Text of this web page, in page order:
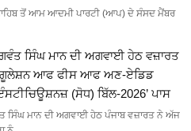
ਤੋਂ ਆਮ ਆਦਮੀ ਪਾਰਟੀ (ਆਪ) ਦੇ ਸੰਸਦ ਮੈਂਬਰ
ਸਿੰਘ ਮਾਨ ਦੀ ਅਗਵਾਈ ਹੇਠ ਵਜ਼ਾਰਤ
ਆਫ ਫੀਸ ਆਫ ਅਣ-ਏਡਿਡ
(ਸੋਧ) ਬਿੱਲ-2026’ ਪਾਸ
ਸਿੰਘ ਮਾਨ ਦੀ ਅਗਵਾਈ ਹੇਠ ਪੰਜਾਬ ਵਜ਼ਾਰਤ ਨੇ ਅੱਜ